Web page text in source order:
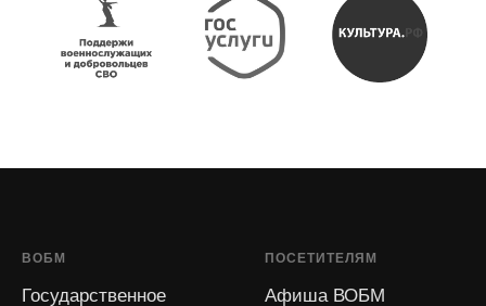
ВОБМ
Государственное
ПОСЕТИТЕЛЯМ
Афиша ВОБМ